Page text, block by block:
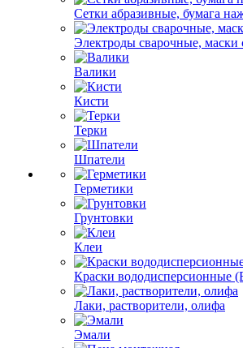
Сетки абразивные, бумага
Электроды сварочные, маски
Валики
Кисти
Терки
Шпатели
Герметики
Грунтовки
Клеи
Краски вододисперсионные
Лаки, растворители, олифа
Эмали